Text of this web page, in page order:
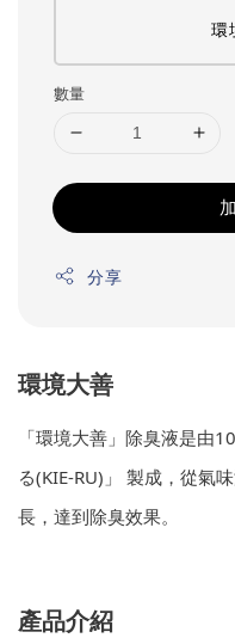
環
數量
分享
環境大善
「環境大善」除臭液是由
る(KIE-RU)」 製成，從氣
長，達到除臭效果。
產品介紹